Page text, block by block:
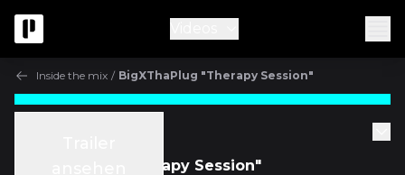
Inside the mix / BigXThaPlug "Therapy Session"
BigXThaPlug "Therapy Session"